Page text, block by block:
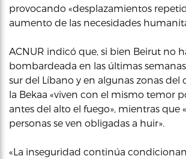
provocando «desplazamientos
aumento de las necesidades
ACNUR indicó que, si bien Beirut no
bombardeada en las últimas
sur del Líbano y en algunas zonas del
la Bekaa «viven con el mismo temor
antes del alto el fuego», mientras que
personas se ven obligadas a huir».
«La inseguridad continúa